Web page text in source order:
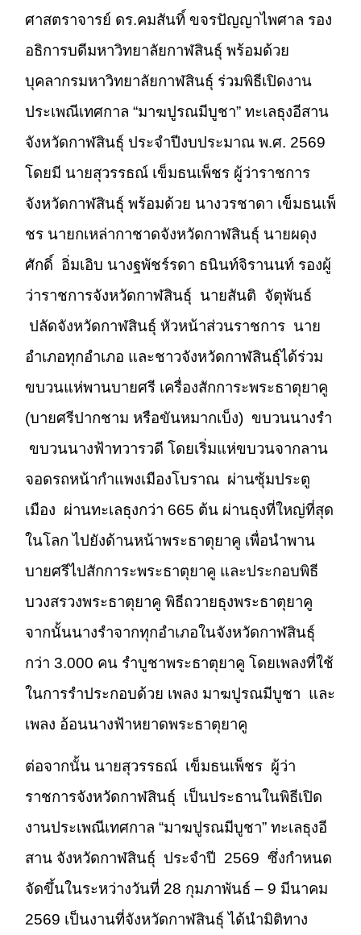
ศาสตราจารย์ ดร.คมสันทิ์ ขจรปัญญาไพศาล รอง
อธิการบดีมหาวิทยาลัยกาฬสินธุ์ พร้อมด้วย
บุคลากรมหาวิทยาลัยกาฬสินธุ์ ร่วมพิธีเปิดงาน
ประเพณีเทศกาล “มาฆปูรณมีบูชา” ทะเลธุงอีสาน
จังหวัดกาฬสินธุ์ ประจำปีงบประมาณ พ.ศ. 2569
โดยมี นายสุวรรธณ์ เข็มธนเพ็ชร ผู้ว่าราชการ
จังหวัดกาฬสินธุ์ พร้อมด้วย นางวรชาดา เข็มธนเพ็
ชร นายกเหล่ากาชาดจังหวัดกาฬสินธุ์ นายผดุง
ศักดิ์ อิ่มเอิบ นางฐพัชร์รดา ธนินท์จิรานนท์ รองผู้
ว่าราชการจังหวัดกาฬสินธุ์ นายสันติ จัตุพันธ์
ปลัดจังหวัดกาฬสินธุ์ หัวหน้าส่วนราชการ นาย
อำเภอทุกอำเภอ และชาวจังหวัดกาฬสินธุ์ได้ร่วม
ขบวนแห่พานบายศรี เครื่องสักการะพระธาตุยาคู
(บายศรีปากชาม หรือขันหมากเบ็ง) ขบวนนางรำ
ขบวนนางฟ้าทวารวดี โดยเริ่มแห่ขบวนจากลาน
จอดรถหน้ากำแพงเมืองโบราณ ผ่านซุ้มประตู
เมือง ผ่านทะเลธุงกว่า 665 ต้น ผ่านธุงที่ใหญ่ที่สุด
ในโลก ไปยังด้านหน้าพระธาตุยาคู เพื่อนำพาน
บายศรีไปสักการะพระธาตุยาคู และประกอบพิธี
บวงสรวงพระธาตุยาคู พิธีถวายธุงพระธาตุยาคู
จากนั้นนางรำจากทุกอำเภอในจังหวัดกาฬสินธุ์
กว่า 3.000 คน รำบูชาพระธาตุยาคู โดยเพลงที่ใช้
ในการรำประกอบด้วย เพลง มาฆปูรณมีบูชา และ
เพลง อ้อนนางฟ้าหยาดพระธาตุยาคู
ต่อจากนั้น นายสุวรรธณ์ เข็มธนเพ็ชร ผู้ว่า
ราชการจังหวัดกาฬสินธุ์ เป็นประธานในพิธีเปิด
งานประเพณีเทศกาล “มาฆปูรณมีบูชา” ทะเลธุงอี
สาน จังหวัดกาฬสินธุ์ ประจำปี 2569 ซึ่งกำหนด
จัดขึ้นในระหว่างวันที่ 28 กุมภาพันธ์ – 9 มีนาคม
2569 เป็นงานที่จังหวัดกาฬสินธุ์ ได้นำมิติทาง